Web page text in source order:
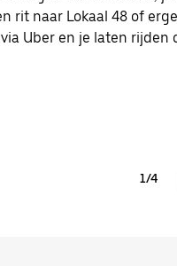
rit naar Lokaal 48 of
Uber en je laten rijden
1/4